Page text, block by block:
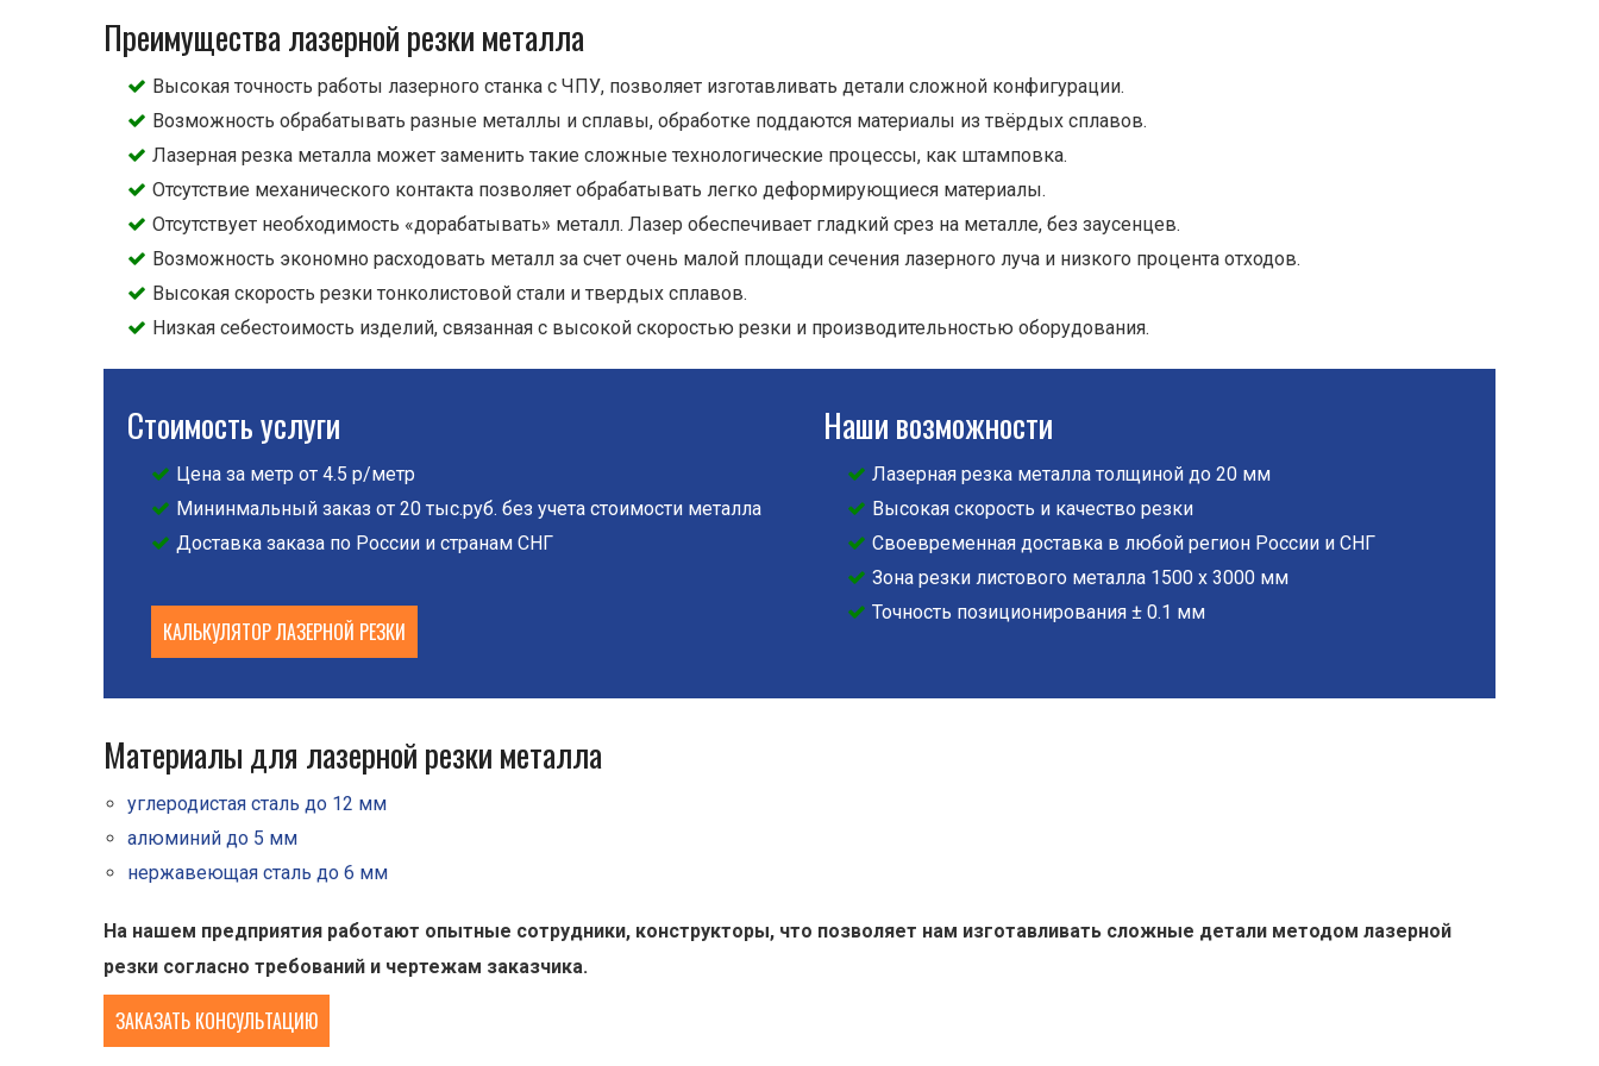
Преимущества лазерной резки металла
Высокая точность работы лазерного станка с ЧПУ, позволяет изготавливать детали сложной конфигурации.
Возможность обрабатывать разные металлы и сплавы, обработке поддаются материалы из твёрдых сплавов.
Лазерная резка металла может заменить такие сложные технологические процессы, как штамповка.
Отсутствие механического контакта позволяет обрабатывать легко деформирующиеся материалы.
Отсутствует необходимость «дорабатывать» металл. Лазер обеспечивает гладкий срез на металле, без заусенцев.
Возможность экономно расходовать металл за счет очень малой площади сечения лазерного луча и низкого процента отходов.
Высокая скорость резки тонколистовой стали и твердых сплавов.
Низкая себестоимость изделий, связанная с высокой скоростью резки и производительностью оборудования.
Стоимость услуги
Цена за метр от 4.5 р/метр
Мининмальный заказ от 20 тыс.руб. без учета стоимости металла
Доставка заказа по России и странам СНГ
КАЛЬКУЛЯТОР ЛАЗЕРНОЙ РЕЗКИ
Наши возможности
Лазерная резка металла толщиной до 20 мм
Высокая скорость и качество резки
Своевременная доставка в любой регион России и СНГ
Зона резки листового металла 1500 х 3000 мм
Точность позиционирования ± 0.1 мм
Материалы для лазерной резки металла
углеродистая сталь до 12 мм
алюминий до 5 мм
нержавеющая сталь до 6 мм
На нашем предприятия работают опытные сотрудники, конструкторы, что позволяет нам изготавливать сложные детали методом лазерной
резки согласно требований и чертежам заказчика.
ЗАКАЗАТЬ КОНСУЛЬТАЦИЮ